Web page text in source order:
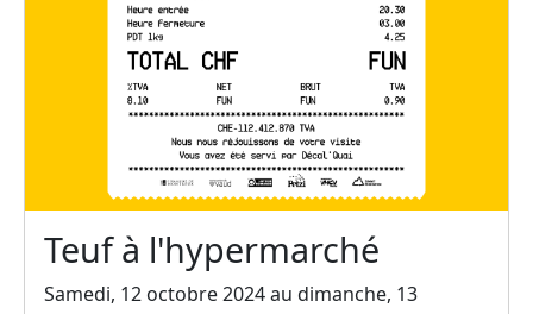
Teuf à l'hypermarché
Samedi, 12 octobre 2024 au dimanche, 13